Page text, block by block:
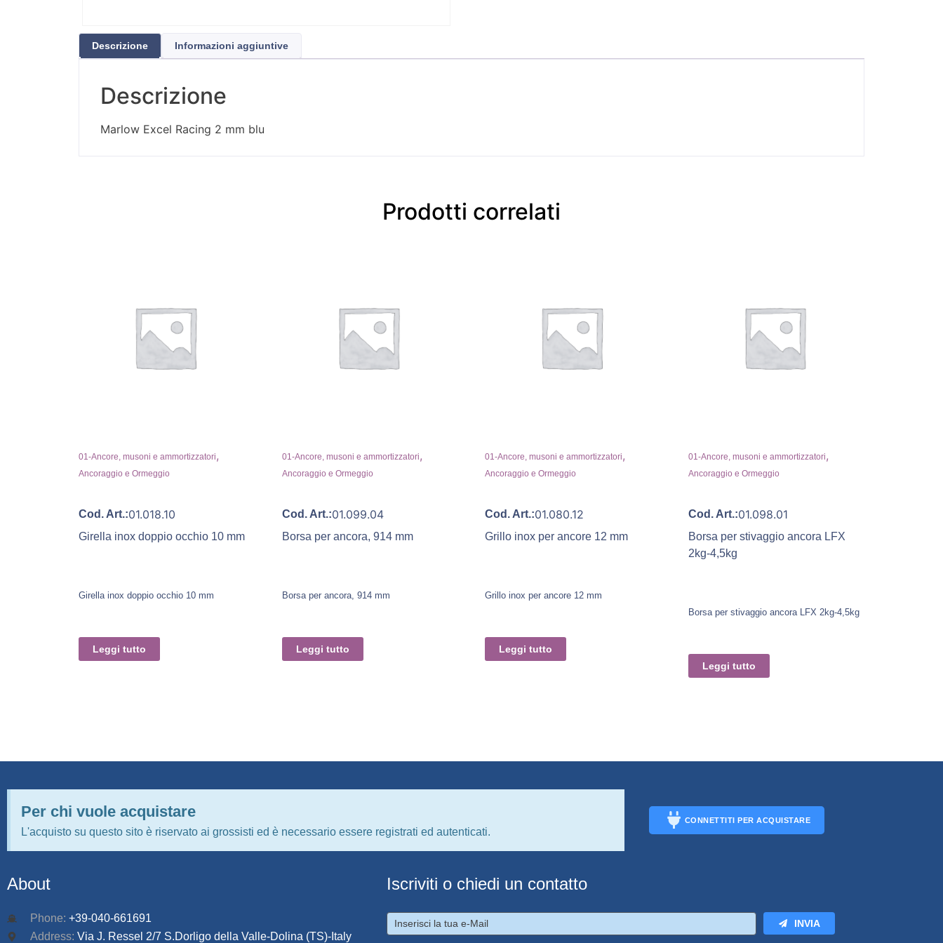
Descrizione Informazioni aggiuntive
Descrizione
Marlow Excel Racing 2 mm blu
Prodotti correlati
01-Ancore, musoni e ammortizzatori,
Ancoraggio e Ormeggio
Cod. Art.:01.018.10
Girella inox doppio occhio 10 mm
Girella inox doppio occhio 10 mm
Leggi tutto
01-Ancore, musoni e ammortizzatori,
Ancoraggio e Ormeggio
Cod. Art.:01.099.04
Borsa per ancora, 914 mm
Borsa per ancora, 914 mm
Leggi tutto
01-Ancore, musoni e ammortizzatori,
Ancoraggio e Ormeggio
Cod. Art.:01.080.12
Grillo inox per ancore 12 mm
Grillo inox per ancore 12 mm
Leggi tutto
01-Ancore, musoni e ammortizzatori,
Ancoraggio e Ormeggio
Cod. Art.:01.098.01
Borsa per stivaggio ancora LFX
2kg-4,5kg
Borsa per stivaggio ancora LFX 2kg-4,5kg
Leggi tutto
Per chi vuole acquistare
L'acquisto su questo sito è riservato ai grossisti ed è necessario essere registrati ed autenticati.
CONNETTITI PER ACQUISTARE
About
Phone: +39-040-661691
Address: Via J. Ressel 2/7 S.Dorligo della Valle-Dolina (TS)-Italy
Iscriviti o chiedi un contatto
INVIA